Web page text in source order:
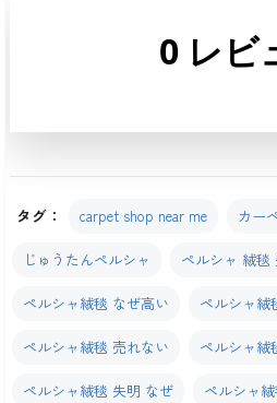
0 レビ
タグ： carpet shop near me カー
じゅうたんペルシャ ペルシャ 絨毯
ペルシャ絨毯 なぜ高い ペルシャ絨
ペルシャ絨毯 売れない ペルシャ絨
ペルシャ絨毯 失明 なぜ ペルシャ